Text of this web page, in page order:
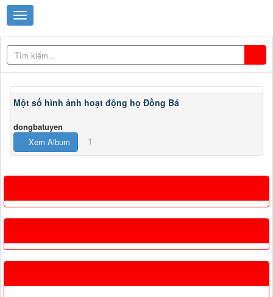
Một số hình ảnh hoạt động họ Đồng Bá
dongbatuyen
Xem Album
1